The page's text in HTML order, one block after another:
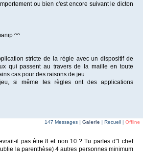
ou bien c'est encore suivant le dicton
^^
stricte de la règle avec un dispositif de
qui passent au travers de la maille en toute
cas pour des raisons de jeu.
si même les règles ont des applications
147 Messages | Galerie | Recueil | Offline
il pas être 8 et non 10 ? Tu parles d'1 chef
la parenthèse) 4 autres personnes minimum